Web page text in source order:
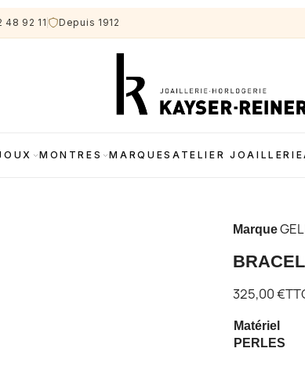
48 92 11 Depuis 1912
MONTRES MARQUES ATELIER JOAILLERIE
Marque
325,00 €
Matériel
PERLES